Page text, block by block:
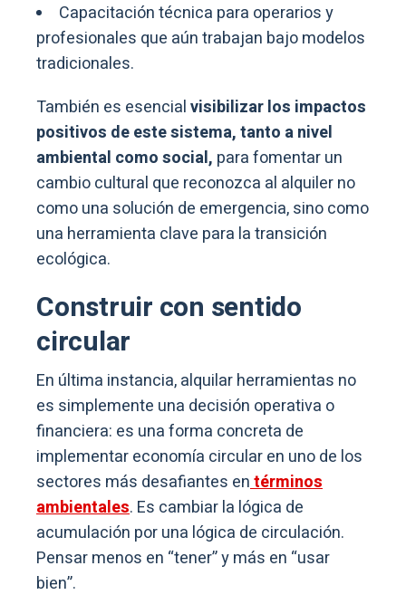
Capacitación técnica para operarios y
profesionales que aún trabajan bajo modelos
tradicionales.
También es esencialvisibilizar los impactos
positivos de este sistema, tanto a nivel
ambiental como social, para fomentar un
cambio cultural que reconozca al alquiler no
como una solución de emergencia, sino como
una herramienta clave para la transición
ecológica.
Construir con sentido
circular
En última instancia, alquilar herramientas no
es simplemente una decisión operativa o
financiera: es una forma concreta de
implementar economía circular en uno de los
sectores más desafiantes entérminos
ambientales. Es cambiar la lógica de
acumulación por una lógica de circulación.
Pensar menos en “tener” y más en “usar
bien”.